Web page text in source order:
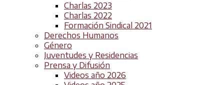
Charlas 2023
Charlas 2022
Formación Sindical 2021
Derechos Humanos
Género
Juventudes y Residencias
Prensa y Difusión
Videos año 2026